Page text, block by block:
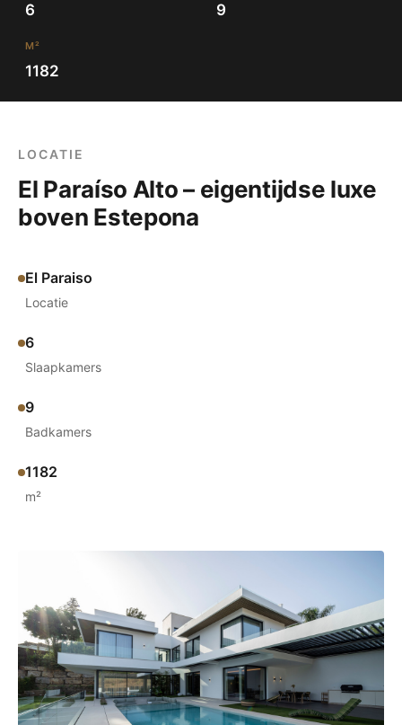
6 9
M²
1182
LOCATIE
El Paraíso Alto – eigentijdse luxe
boven Estepona
El Paraiso
Locatie
6
Slaapkamers
9
Badkamers
1182
m²